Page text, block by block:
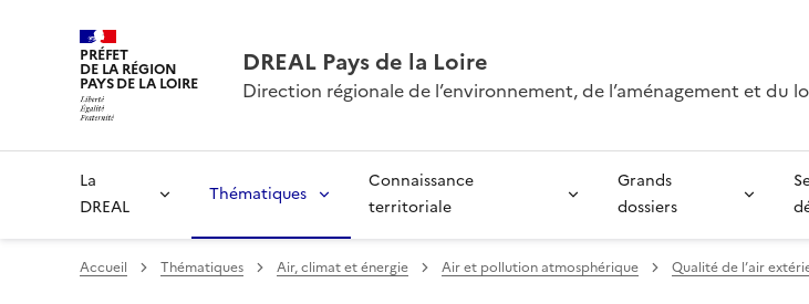
PRÉFET
DE LA RÉGION
PAYS DE LA LOIRE
DREAL Pays de la Loire
Direction régionale de l’environnement, de l’aménagement et du
La
DREAL
Thématiques
Connaissance
territoriale
Grands
dossiers
Accueil Thématiques Air, climat et énergie Air et pollution atmosphérique Qualité de l’air